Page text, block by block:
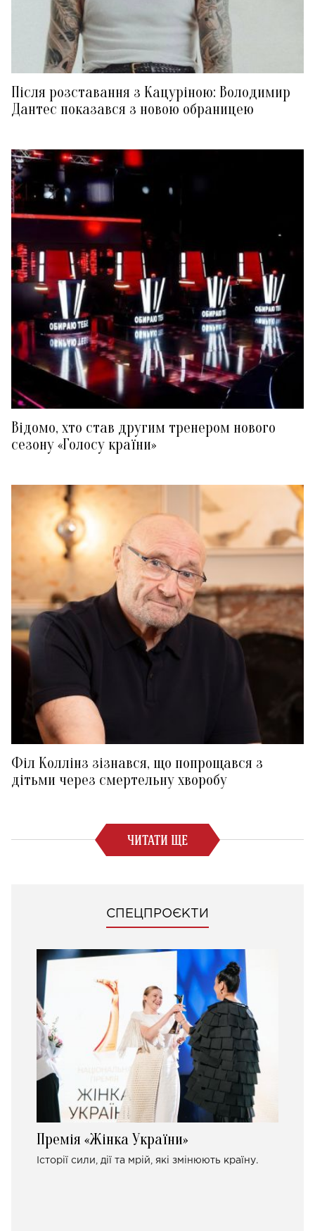
Після розставання з Кацуріною: Володимир
Дантес показався з новою обраницею
Відомо, хто став другим тренером нового
сезону «Голосу країни»
Філ Коллінз зізнався, що попрощався з
дітьми через смертельну хворобу
ЧИТАТИ ЩЕ
СПЕЦПРОЄКТИ
Премія «Жінка України»
Історії сили, дії та мрій, які змінюють країну.